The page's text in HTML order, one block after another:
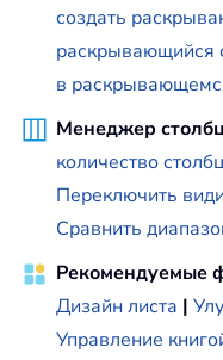
создать
раскрывающийся
в
Менеджер
количество
Переключить
Сравнить
Рекомендуемые
Дизайн листа |
Управление